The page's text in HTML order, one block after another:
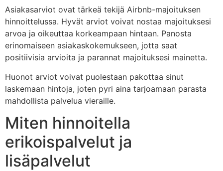
Asiakasarviot ovat tärkeä tekijä Airbnb-majoituksen
hinnoittelussa. Hyvät arviot voivat nostaa majoituksesi
arvoa ja oikeuttaa korkeampaan hintaan. Panosta
erinomaiseen asiakaskokemukseen, jotta saat
positiivisia arvioita ja parannat majoituksesi mainetta.
Huonot arviot voivat puolestaan pakottaa sinut
laskemaan hintoja, joten pyri aina tarjoamaan parasta
mahdollista palvelua vieraille.
Miten hinnoitella
erikoispalvelut ja
lisäpalvelut